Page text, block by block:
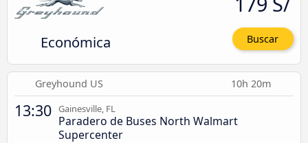
Económica Buscar
Greyhound US 10h 20m
13:30 Gainesville, FL
Paradero de Buses North Walmart
Supercenter